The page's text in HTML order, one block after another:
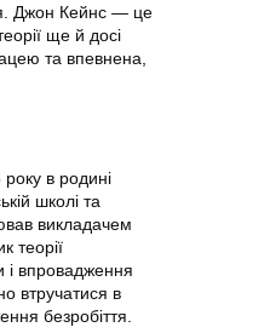
Джон Кейнс — це
ще й досі
та впевнена,
в родині
школі та
викладачем
теорії
і впровадження
втручатися в
безробіття.